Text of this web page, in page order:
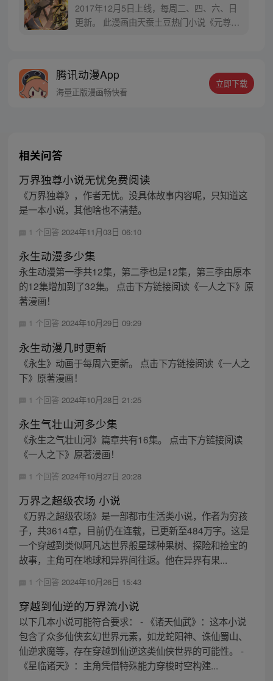
2017年12月5日上线，每周二、四、六、日
更新。 此漫画由天蚕土豆热门小说《元尊》
腾讯动漫App
海量正版漫画畅快看
立即下载
相关问答
万界独尊小说无忧免费阅读
《万界独尊》，作者无忧。没具体故事内容呢，只知道这
是一本小说，其他啥也不清楚。
1 个回答 2024年11月03日 06:10
永生动漫多少集
永生动漫第一季共12集，第二季也是12集，第三季由原本
的12集增加到了32集。 点击下方链接阅读《一人之下》原
著漫画！
1 个回答 2024年10月29日 09:29
永生动漫几时更新
《永生》动画于每周六更新。 点击下方链接阅读《一人之
下》原著漫画！
1 个回答 2024年10月28日 21:25
永生气壮山河多少集
《永生之气壮山河》篇章共有16集。 点击下方链接阅读
《一人之下》原著漫画！
1 个回答 2024年10月27日 20:28
万界之超级农场 小说
《万界之超级农场》是一部都市生活类小说，作者为穷孩
子，共3614章，目前仍在连载，已更新至484万字。这是
一个穿越到类似阿凡达世界般星球种果树、探险和捡宝的
故事，主角可在地球和异界间往返。他在异界有果...
1 个回答 2024年10月26日 15:43
穿越到仙逆的万界流小说
以下几本小说可能符合要求： - 《诸天仙武》：这本小说
包含了众多仙侠玄幻世界元素，如龙蛇阳神、诛仙蜀山、
仙逆求魔等，存在穿越到仙逆这类仙侠世界的可能性。 -
《星临诸天》：主角凭借特殊能力穿梭时空构建...